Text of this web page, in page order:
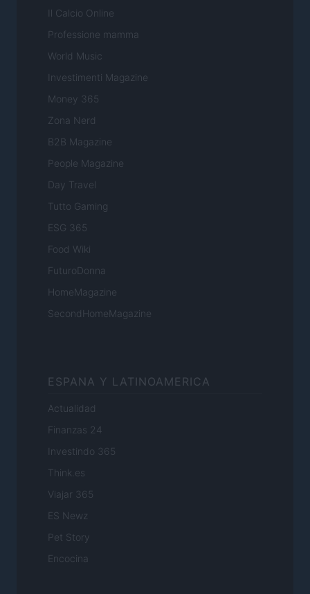
Il Calcio Online
Professione mamma
World Music
Investimenti Magazine
Money 365
Zona Nerd
B2B Magazine
People Magazine
Day Travel
Tutto Gaming
ESG 365
Food Wiki
FuturoDonna
HomeMagazine
SecondHomeMagazine
ESPANA Y LATINOAMERICA
Actualidad
Finanzas 24
Investindo 365
Think.es
Viajar 365
ES Newz
Pet Story
Encocina